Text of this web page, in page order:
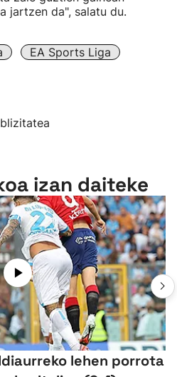
jartzen da", salatu du.
EA Sports Liga
izan daiteke
lehen porrota